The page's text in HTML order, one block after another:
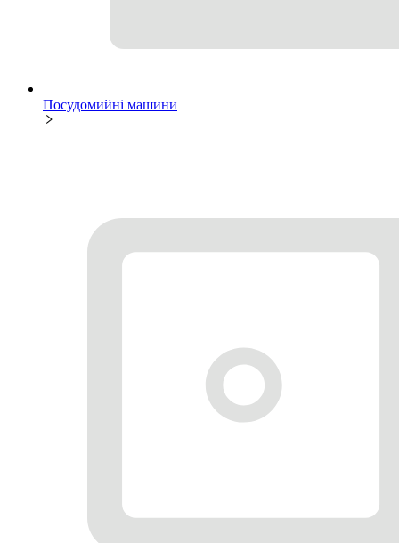
Посудомийні машини